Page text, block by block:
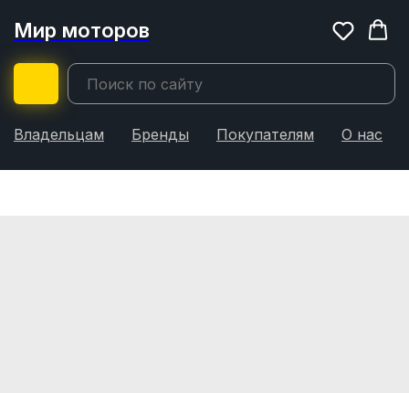
Мир моторов
Владельцам Бренды Покупателям О нас